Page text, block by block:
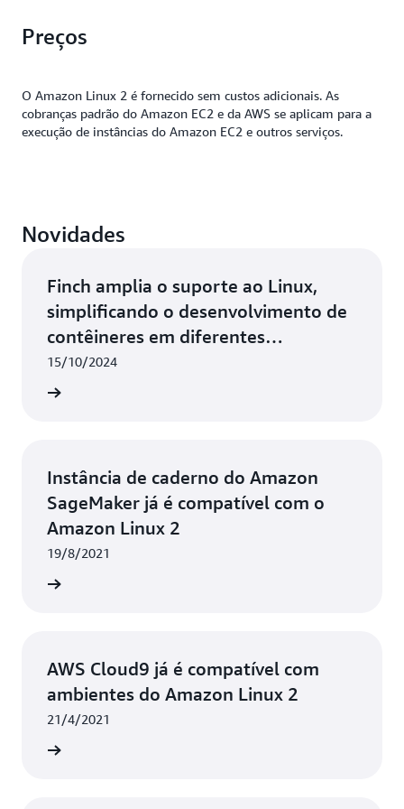
realizar o desenvolvimento, os testes e a integração
crescimento de parceiros da AWS que inclui
provedores de software independentes (ISVs). Você
deparceiros.
Preços
O Amazon Linux 2 é fornecido sem custos adicionais. As
cobranças padrão do Amazon EC2 e da AWS se aplicam para a
execução de instâncias do Amazon EC2 e outros serviços.
Novidades
Finch amplia o suporte ao Linux,
simplificando o desenvolvimento de
contêineres em diferentes
plataformas
15/10/2024
Instância de caderno do Amazon
SageMaker já é compatível com o
Amazon Linux 2
19/8/2021
AWS Cloud9 já é compatível com
ambientes do Amazon Linux 2
21/4/2021